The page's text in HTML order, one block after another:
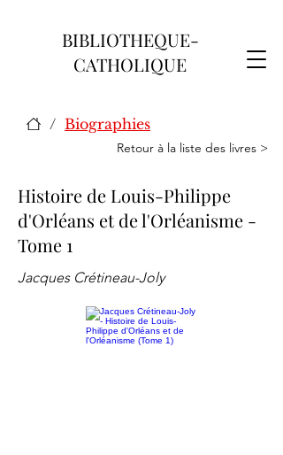
BIBLIOTHEQUE-
CATHOLIQUE
/ Biographies
Retour à la liste des livres >
Histoire de Louis-Philippe
d'Orléans et de l'Orléanisme -
Tome 1
Jacques Crétineau-Joly